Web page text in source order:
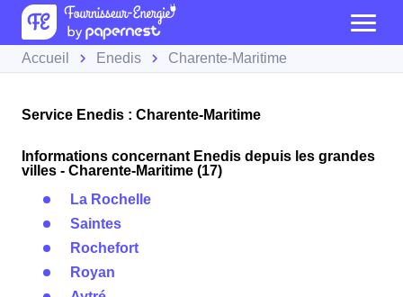
Accueil Enedis Charente-Maritime
Service Enedis : Charente-Maritime
Informations concernant Enedis depuis les grandes
villes - Charente-Maritime (17)
La Rochelle
Saintes
Rochefort
Royan